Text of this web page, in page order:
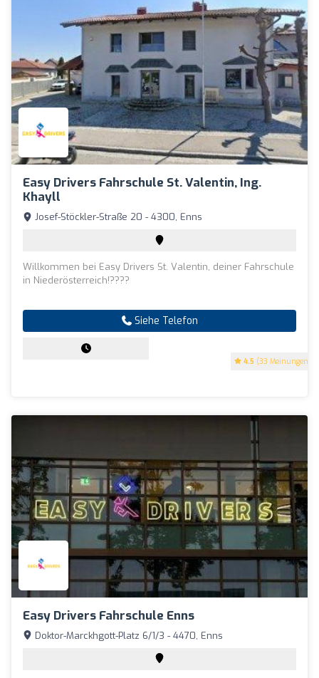
Easy Drivers Fahrschule St. Valentin, Ing.
Khayll
4.5 (33 Meinungen)
Josef-Stöckler-Straße 20 - 4300, Enns
Willkommen bei Easy Drivers St. Valentin, deiner Fahrschule
in Niederösterreich!????
Siehe Telefon
Easy Drivers Fahrschule Enns
Doktor-Marckhgott-Platz 6/1/3 - 4470, Enns